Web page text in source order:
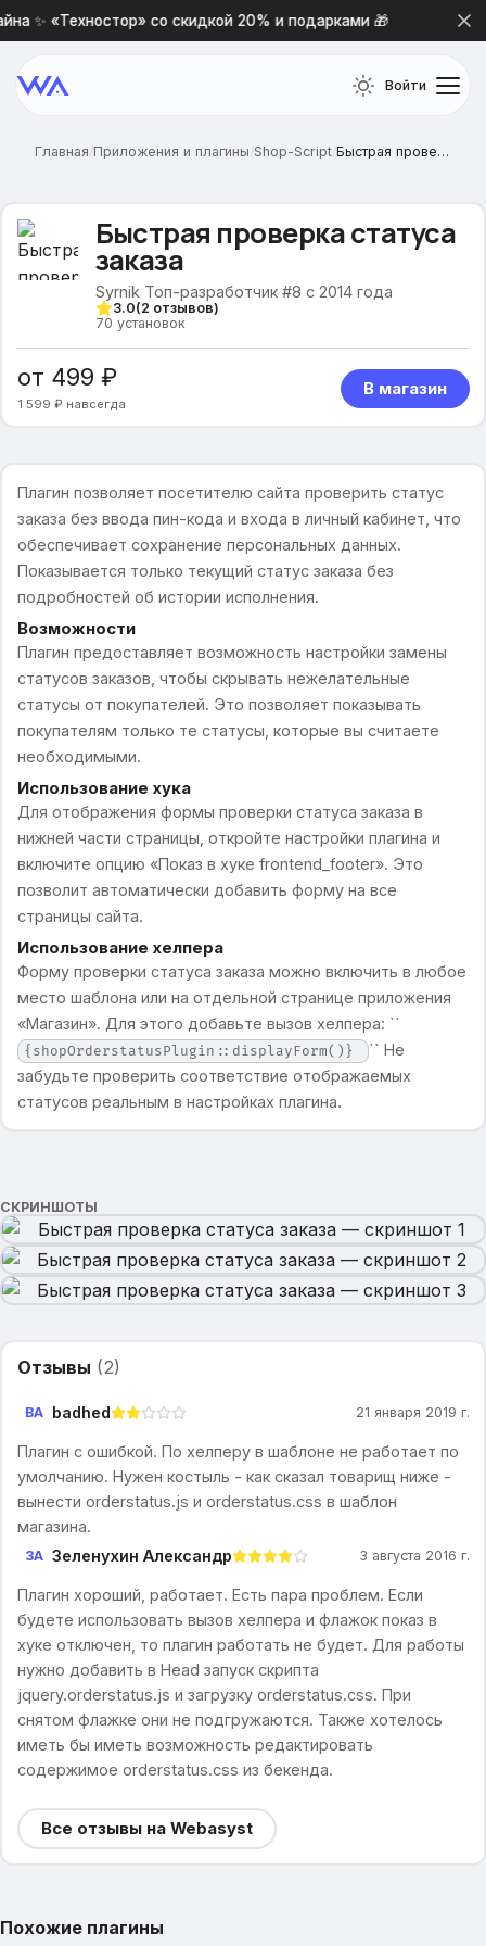
✨ «Техностор» со скидкой 20% и подарками 🎁
Войти
Главная/Приложения и плагины/Shop-Script/ Быстрая проверка статуса заказа
Быстрая проверка статуса
заказа
Syrnik Топ-разработчик #8 с 2014 года
3.0(2 отзывов)
70 установок
от 499 ₽
1 599 ₽ навсегда
В магазин
Плагин позволяет посетителю сайта проверить статус
заказа без ввода пин-кода и входа в личный кабинет, что
обеспечивает сохранение персональных данных.
Показывается только текущий статус заказа без
подробностей об истории исполнения.
Возможности
Плагин предоставляет возможность настройки замены
статусов заказов, чтобы скрывать нежелательные
статусы от покупателей. Это позволяет показывать
покупателям только те статусы, которые вы считаете
необходимыми.
Использование хука
Для отображения формы проверки статуса заказа в
нижней части страницы, откройте настройки плагина и
включите опцию «Показ в хуке frontend_footer». Это
позволит автоматически добавить форму на все
страницы сайта.
Использование хелпера
Форму проверки статуса заказа можно включить в любое
место шаблона или на отдельной странице приложения
«Магазин». Для этого добавьте вызов хелпера: ``
{shopOrderstatusPlugin::displayForm()}
`` Не
забудьте проверить соответствие отображаемых
статусов реальным в настройках плагина.
СКРИНШОТЫ
Отзывы (2)
BA badhed 21 января 2019 г.
Плагин с ошибкой. По хелперу в шаблоне не работает по
умолчанию. Нужен костыль - как сказал товарищ ниже -
вынести orderstatus.js и orderstatus.css в шаблон
магазина.
ЗА Зеленухин Александр 3 августа 2016 г.
Плагин хороший, работает. Есть пара проблем. Если
будете использовать вызов хелпера и флажок показ в
хуке отключен, то плагин работать не будет. Для работы
нужно добавить в Head запуск скрипта
jquery.orderstatus.js и загрузку orderstatus.css. При
снятом флажке они не подгружаются. Также хотелось
иметь бы иметь возможность редактировать
содержимое orderstatus.css из бекенда.
Все отзывы на Webasyst
Похожие плагины